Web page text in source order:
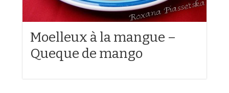
Moelleux à la mangue –
Queque de mango